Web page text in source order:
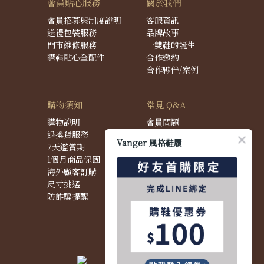
會員貼心服務
會員招募與制度說明
送禮包裝服務
門市維修服務
購鞋貼心全配件
關於我們
客服資訊
品牌故事
一雙鞋的誕生
合作邀約
合作夥伴/案例
購物須知
購物說明
退換貨服務
7天鑑賞期
1個月商品保固
海外顧客訂購
尺寸挑選
防詐騙提醒
常見 Q&A
會員問題
配送問題
退換貨問題
商品問題
Vanger 風格鞋履